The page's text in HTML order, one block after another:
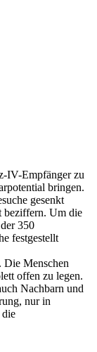
IV-Empfänger zu
bringen.
gesenkt
beziffern. Um die
350
festgestellt
Menschen
offen zu legen.
Nachbarn und
nur in
die